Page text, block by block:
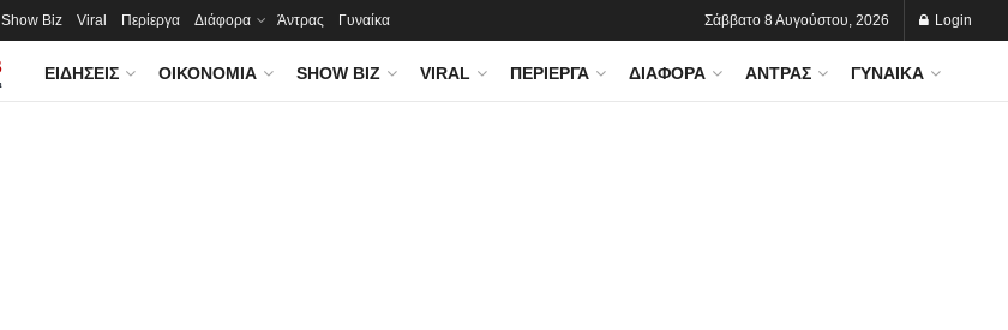
Show Biz Viral Περίεργα Διάφορα Άντρας Γυναίκα Σάββατο 8 Αυγούστου, 2026 Login
ΕΙΔΉΣΕΙΣ ΟΙΚΟΝΟΜΊΑ SHOW BIZ VIRAL ΠΕΡΊΕΡΓΑ ΔΙΆΦΟΡΑ ΆΝΤΡΑΣ ΓΥΝΑΊΚΑ